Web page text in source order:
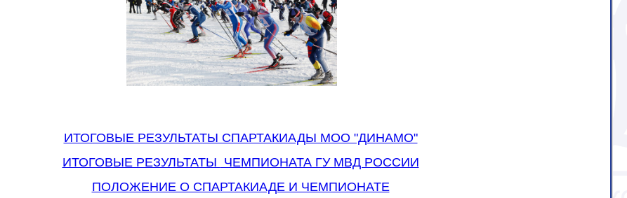
ИТОГОВЫЕ РЕЗУЛЬТАТЫ СПАРТАКИАДЫ МОО "ДИНАМО"
ИТОГОВЫЕ РЕЗУЛЬТАТЫ ЧЕМПИОНАТА ГУ МВД РОССИИ
ПОЛОЖЕНИЕ О СПАРТАКИАДЕ И ЧЕМПИОНАТЕ